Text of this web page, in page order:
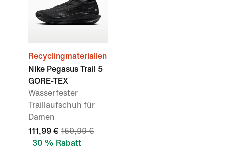
Recyclingmaterialien
Nike Pegasus Trail 5
GORE-TEX
Wasserfester
Traillaufschuh für
Damen
111,99 € 159,99 €
30 % Rabatt